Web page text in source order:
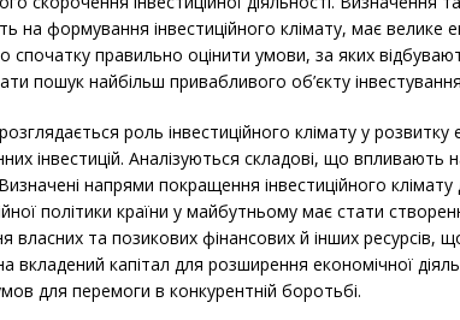
на формування інвестиційного клімату, має велике
спочатку правильно оцінити умови, за яких
пошук найбільш привабливого об’єкту
роль інвестиційного клімату у
інвестицій. Аналізуються складові, що впливають
напрями покращення інвестиційного
політики країни у майбутньому має стати
власних та позикових фінансових й інших ресурсів,
вкладений капітал для розширення економічної
для перемоги в конкурентній боротьбі.